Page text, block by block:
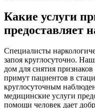
Какие услуги
предоставляет
Специалисты
запоя круглосуточно.
дом для снятия
примут пациентов в
круглосуточным
медицинские услуги
помощи человек дает